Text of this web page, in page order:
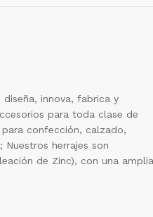
innova, fabrica y
para toda clase de
confección, calzado,
Nuestros herrajes son
de Zinc), con una amplia